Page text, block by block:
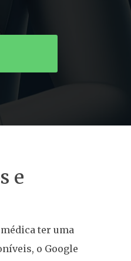
e
ter uma
o Google